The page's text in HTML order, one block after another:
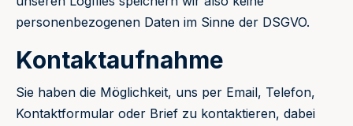
personenbezogenen Daten im Sinne der DSGVO.
Kontaktaufnahme
Sie haben die Möglichkeit, uns per Email, Telefon,
Kontaktformular oder Brief zu kontaktieren, dabei